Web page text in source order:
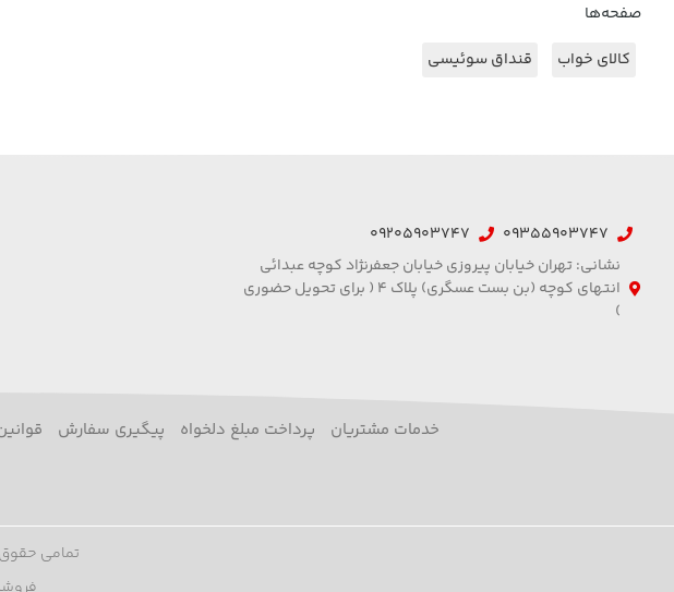
صفحه‌ها
کالای خواب
قنداق سوئیسی
09355903747
09205903747
نشانی: تهران خیابان پیروزی خیابان جعفرنژاد کوچه عبدائی
انتهای کوچه (بن بست عسگری) پلاک 4 ( برای تحویل حضوری
)
خدمات مشتریان پرداخت مبلغ دلخواه پیگیری سفارش
تمامی